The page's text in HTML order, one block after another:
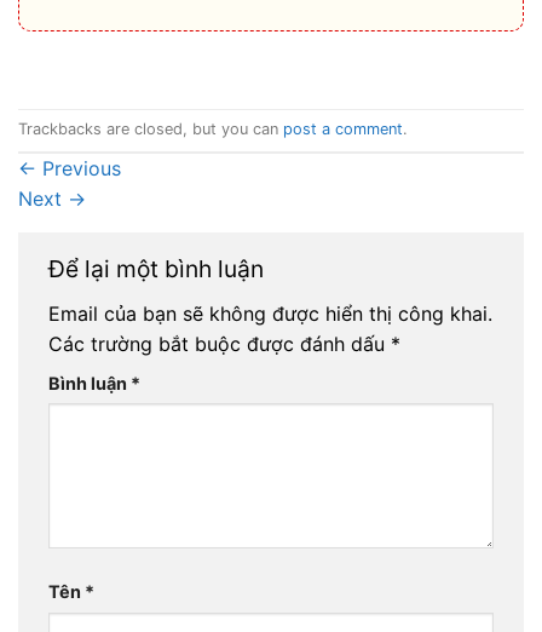
Trackbacks are closed, but you can post a comment.
← Previous
Next →
Để lại một bình luận
Email của bạn sẽ không được hiển thị công khai.
Các trường bắt buộc được đánh dấu *
Bình luận *
Tên *